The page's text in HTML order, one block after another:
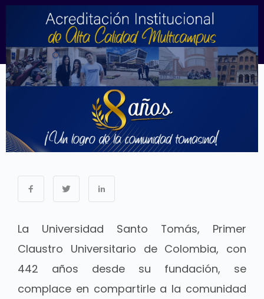
La Universidad Santo Tomás, Primer
Claustro Universitario de Colombia, con
442 años desde su fundación, se
complace en compartirle a la comunidad